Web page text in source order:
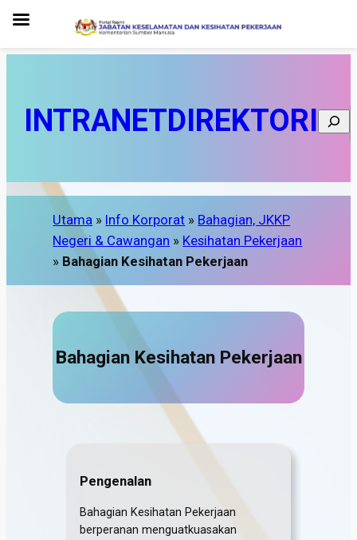
INTRANETDIREKTORI
Utama » Info Korporat » Bahagian, JKKP
Negeri & Cawangan » Kesihatan Pekerjaan
» Bahagian Kesihatan Pekerjaan
Bahagian Kesihatan Pekerjaan
Pengenalan
Bahagian Kesihatan Pekerjaan
berperanan menguatkuasakan